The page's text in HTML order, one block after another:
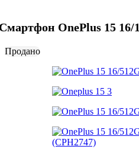
OnePlus 15 16/
Продано